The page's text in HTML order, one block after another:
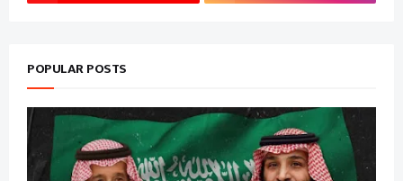
POPULAR POSTS